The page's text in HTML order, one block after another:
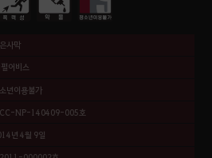
사막
어비스
년이용불가
NP-140409-005호
년 4월 9일